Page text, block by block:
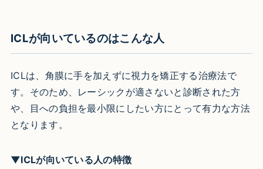
ICLが向いているのはこんな人
ICLは、角膜に手を加えずに視力を矯正する治療法で
す。そのため、レーシックが適さないと診断された方
や、目への負担を最小限にしたい方にとって有力な方法
となります。
▼ICLが向いている人の特徴